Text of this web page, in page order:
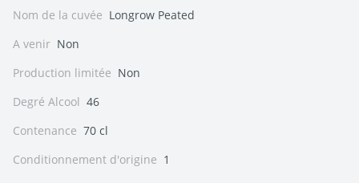
Nom de la cuvée Longrow Peated
A venir Non
Production limitée Non
Degré Alcool 46
Contenance 70 cl
Conditionnement d'origine 1